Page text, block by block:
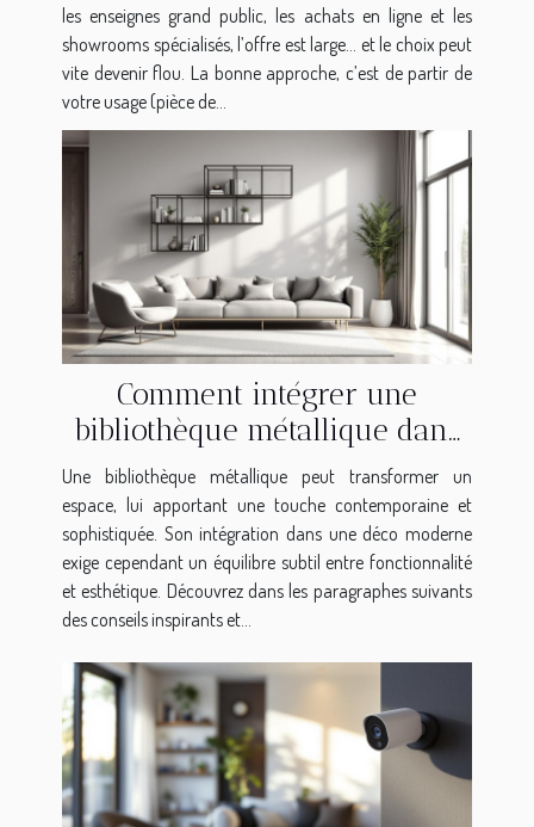
les enseignes grand public, les achats en ligne et les
showrooms spécialisés, l’offre est large… et le choix peut
vite devenir flou. La bonne approche, c’est de partir de
votre usage (pièce de...
Comment intégrer une
bibliothèque métallique dans
une déco moderne ?
Une bibliothèque métallique peut transformer un
espace, lui apportant une touche contemporaine et
sophistiquée. Son intégration dans une déco moderne
exige cependant un équilibre subtil entre fonctionnalité
et esthétique. Découvrez dans les paragraphes suivants
des conseils inspirants et...